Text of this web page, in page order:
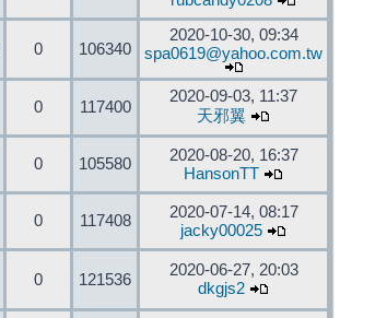
0 106340
2020-10-30, 09:34
spa0619@yahoo.com.tw
0 117400
2020-09-03, 11:37
天邪翼
0 105580
2020-08-20, 16:37
HansonTT
0 117408
2020-07-14, 08:17
jacky00025
0 121536
2020-06-27, 20:03
dkgjs2